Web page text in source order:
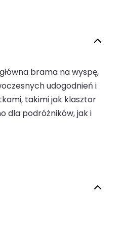
brama na wyspę,
udogodnień i
takimi jak klasztor
dla podróżników, jak i